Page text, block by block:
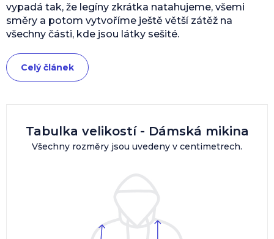
Tabulka velikostí - Dámská mikina
Všechny rozměry jsou uvedeny v centimetrech.
vypadá tak, že legíny zkrátka natahujeme, všemi
směry a potom vytvoříme ještě větší zátěž na
všechny části, kde jsou látky sešité.
Celý článek